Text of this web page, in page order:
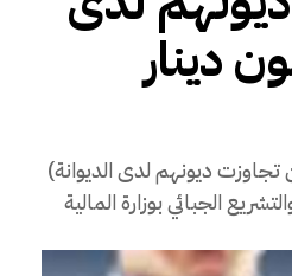
دينار
تجاوزت ديونهم لدى الديوانة)
الجبائي بوزارة المالية